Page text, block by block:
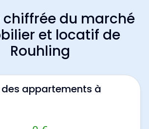
chiffrée du marché
et locatif de
Rouhling
appartements à